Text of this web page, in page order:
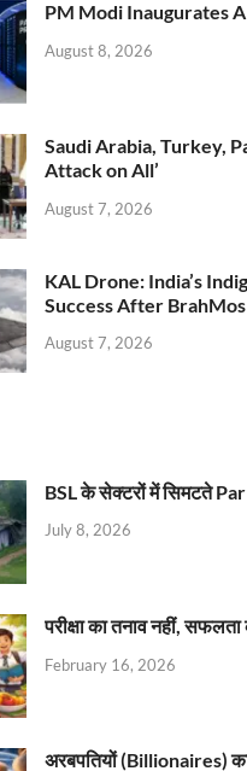
PM Modi Inaugurates
August 8, 2026
Saudi Arabia, Turkey,
Attack on All’
August 7, 2026
KAL Drone: India’s
Success After BrahMos
August 7, 2026
BSL के सेक्टरों में सिमटते
July 8, 2026
परीक्षा का तनाव नहीं,
February 16, 2026
अरबपतियों (Billionaires)